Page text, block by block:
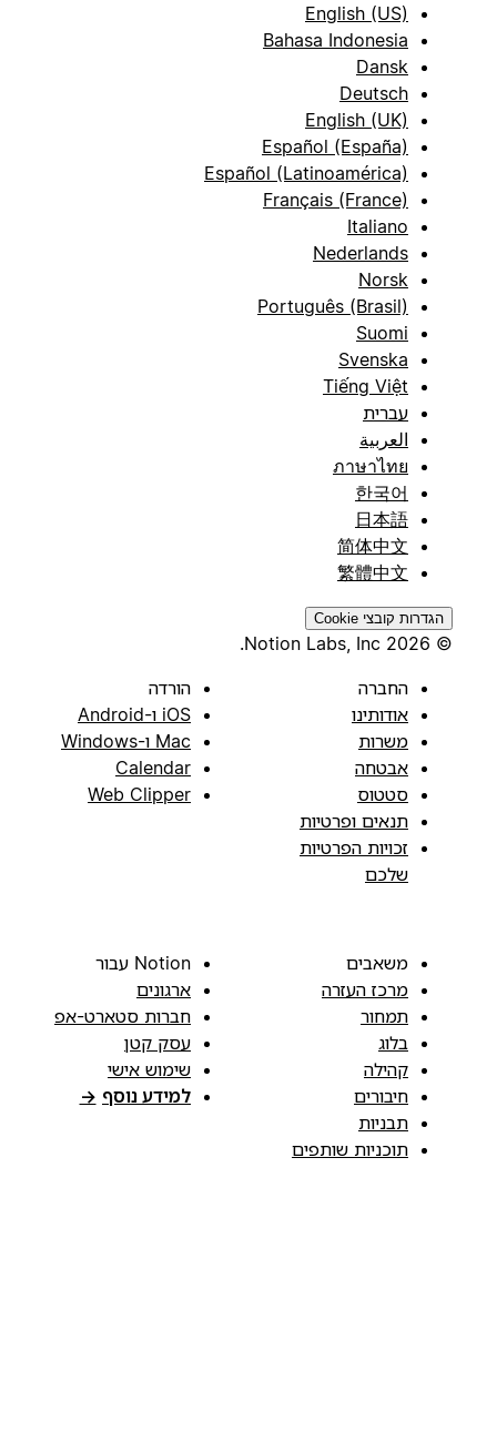
English (US)
Bahasa Indonesia
Dansk
Deutsch
English (UK)
Español (España)
Español (Latinoamérica)
Français (France)
Italiano
Nederlands
Norsk
Português (Brasil)
Suomi
Svenska
Tiếng Việt
עברית
العربية
ภาษาไทย
한국어
日本語
简体中文
繁體中文
הגדרות קובצי Cookie
החברה
אודותינו
משרות
אבטחה
סטטוס
תנאים ופרטיות
זכויות הפרטיות
שלכם
הורדה
iOS ו-Android
Mac ו-Windows
Calendar
Web Clipper
משאבים
מרכז העזרה
תמחור
בלוג
קהילה
חיבורים
תבניות
תוכניות שותפים
Notion עבור
ארגונים
חברות סטארט-אפ
עסק קטן
שימוש אישי
למידע נוסף →